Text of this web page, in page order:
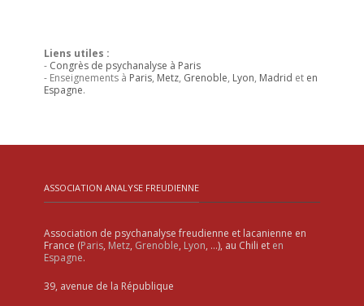
Liens utiles :
- Congrès de psychanalyse à Paris
- Enseignements à Paris, Metz, Grenoble, Lyon, Madrid et en
Espagne.
ASSOCIATION ANALYSE FREUDIENNE
Association de psychanalyse freudienne et lacanienne en
France (Paris, Metz, Grenoble, Lyon, …), au Chili et en
Espagne.
39, avenue de la République